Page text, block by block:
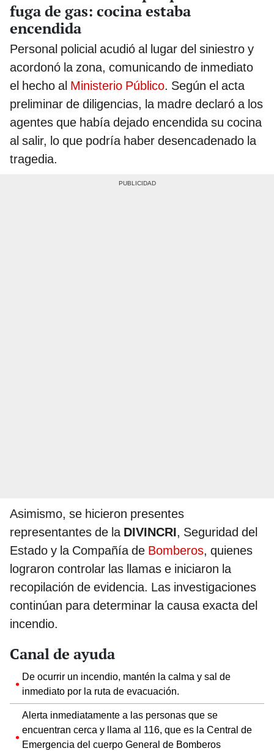
fuga de gas: cocina estaba
encendida
Personal policial acudió al lugar del siniestro y
acordonó la zona, comunicando de inmediato
el hecho al Ministerio Público. Según el acta
preliminar de diligencias, la madre declaró a los
agentes que había dejado encendida su cocina
al salir, lo que podría haber desencadenado la
tragedia.
Asimismo, se hicieron presentes
representantes de la DIVINCRI, Seguridad del
Estado y la Compañía de Bomberos, quienes
lograron controlar las llamas e iniciaron la
recopilación de evidencia. Las investigaciones
continúan para determinar la causa exacta del
incendio.
Canal de ayuda
De ocurrir un incendio, mantén la calma y sal de
inmediato por la ruta de evacuación.
Alerta inmediatamente a las personas que se
encuentran cerca y llama al 116, que es la Central de
Emergencia del cuerpo General de Bomberos